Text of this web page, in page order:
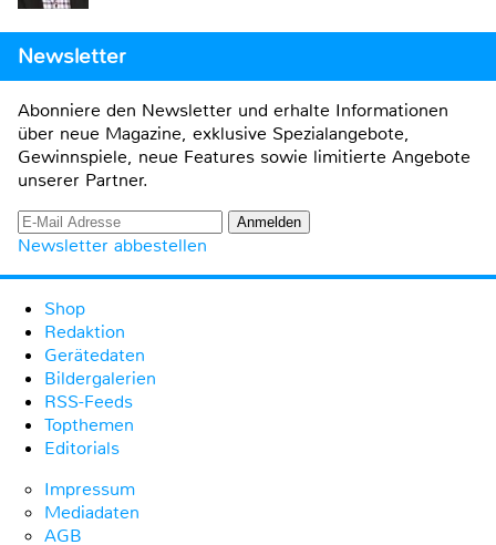
Newsletter
Abonniere den Newsletter und erhalte Informationen
über neue Magazine, exklusive Spezialangebote,
Gewinnspiele, neue Features sowie limitierte Angebote
unserer Partner.
Newsletter abbestellen
Shop
Redaktion
Gerätedaten
Bildergalerien
RSS-Feeds
Topthemen
Editorials
Impressum
Mediadaten
AGB